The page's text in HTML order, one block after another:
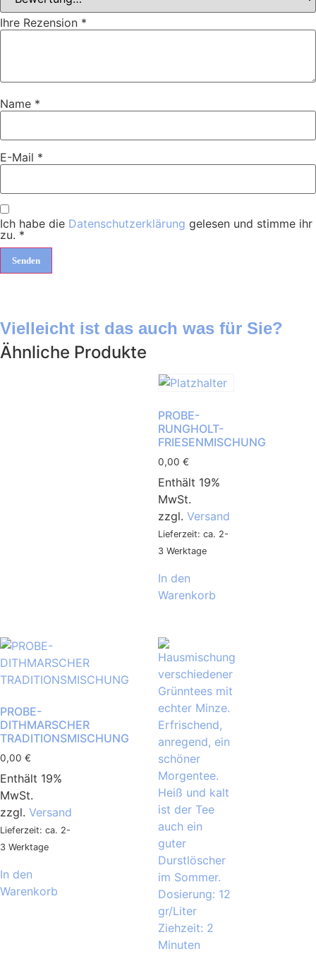
Ihre Rezension *
Name *
E-Mail *
Ich habe die Datenschutzerklärung gelesen und stimme ihr
zu. *
Vielleicht ist das auch was für Sie?
Ähnliche Produkte
PROBE-
RUNGHOLT-
FRIESENMISCHUNG
0,00 €
Enthält 19%
MwSt.
zzgl. Versand
Lieferzeit: ca. 2-
3 Werktage
In den
Warenkorb
PROBE-
DITHMARSCHER
TRADITIONSMISCHUNG
0,00 €
Enthält 19%
MwSt.
zzgl. Versand
Lieferzeit: ca. 2-
3 Werktage
In den
Warenkorb